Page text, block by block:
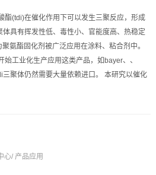
酯(tdi)在催化作用下可以发生三聚反应，形成
具有挥发性低、毒性小、官能度高、热稳定
氨酯固化剂被广泛应用在涂料、粘合剂中。
工业化生产应用这类产品，如bayer、、
聚体仍然需要大量依赖进口。 本研究以催化
心/ 产品应用